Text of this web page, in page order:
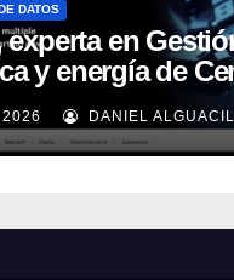
DATOS
experta en
y energía de
sigue suDANIEL ALGUACIL